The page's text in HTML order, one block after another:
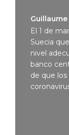
El 1 de
Suecia
nivel
banco
de que